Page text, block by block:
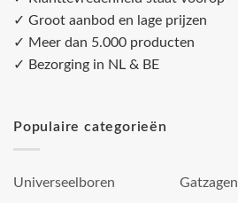
✓ Groot aanbod en lage prijzen
✓ Meer dan 5.000 producten
✓ Bezorging in NL & BE
Populaire categorieën
Universeelboren Gatzagen